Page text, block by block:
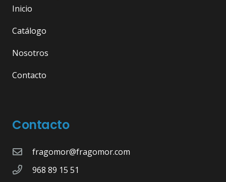
Inicio
Catálogo
Nosotros
Contacto
Contacto
fragomor@fragomor.com
968 89 15 51